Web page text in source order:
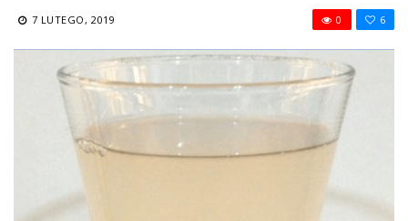
7 LUTEGO, 2019 6
0